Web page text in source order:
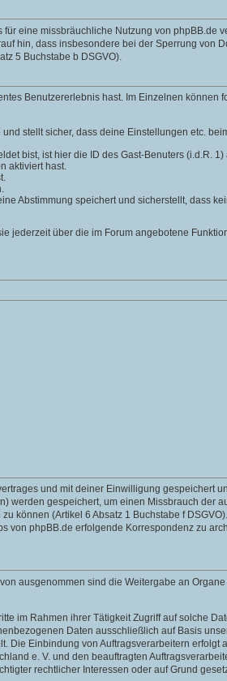
eine missbräuchliche Nutzung von phpBB.de
hin, dass insbesondere bei der Sperrung von
5 Buchstabe b DSGVO).
Benutzererlebnis hast. Im Einzelnen können
stellt sicher, dass deine Einstellungen etc.
bist, ist hier die ID des Gast-Benuters (i.d.R. 1)
aktiviert hast.
Abstimmung speichert und sicherstellt, dass
jederzeit über die im Forum angebotene
und mit deiner Einwilligung gespeichert
werden gespeichert, um einen Missbrauch der
können (Artikel 6 Absatz 1 Buchstabe f
von phpBB.de erfolgende Korrespondenz zu
ausgenommen sind die Weitergabe an
im Rahmen ihrer Tätigkeit Zugriff auf solche
Daten ausschließlich auf Basis
Die Einbindung von Auftragsverarbeitern erfolgt
e. V. und den beauftragten
rechtlicher Interessen oder auf Grund